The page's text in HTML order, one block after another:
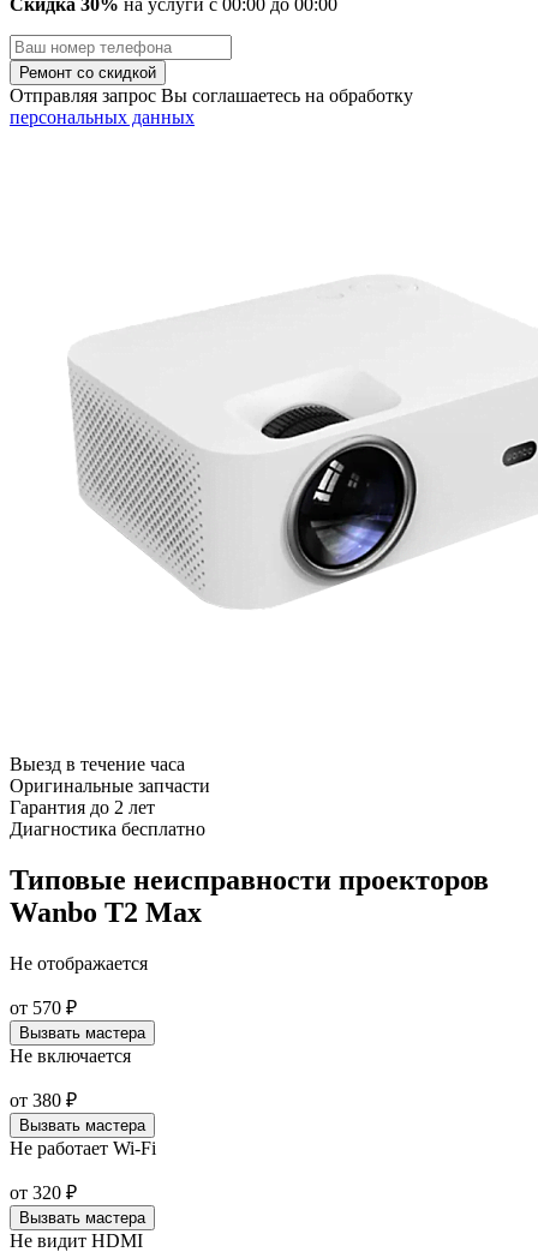
Отправляя запрос Вы соглашаетесь на обработку
персональных данных
Выезд в течение часа
Оригинальные запчасти
Гарантия до 2 лет
Диагностика бесплатно
Типовые неисправности проекторов
Wanbo T2 Max
Не отображается
от 570 ₽
Вызвать мастера
Не включается
от 380 ₽
Вызвать мастера
Не работает Wi-Fi
от 320 ₽
Вызвать мастера
Не видит HDMI